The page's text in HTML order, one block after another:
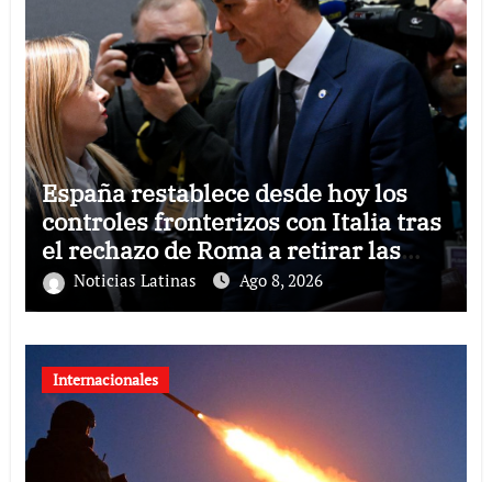
España restablece desde hoy los
controles fronterizos con Italia tras
el rechazo de Roma a retirar las
restricciones
Noticias Latinas Ago 8, 2026
Internacionales